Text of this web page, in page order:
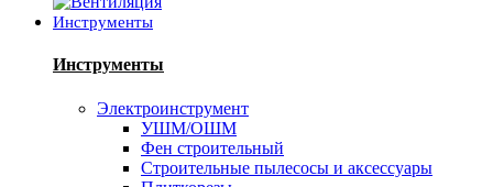
Инструменты
Инструменты
Электроинструмент
УШМ/ОШМ
Фен строительный
Строительные пылесосы и аксессуары